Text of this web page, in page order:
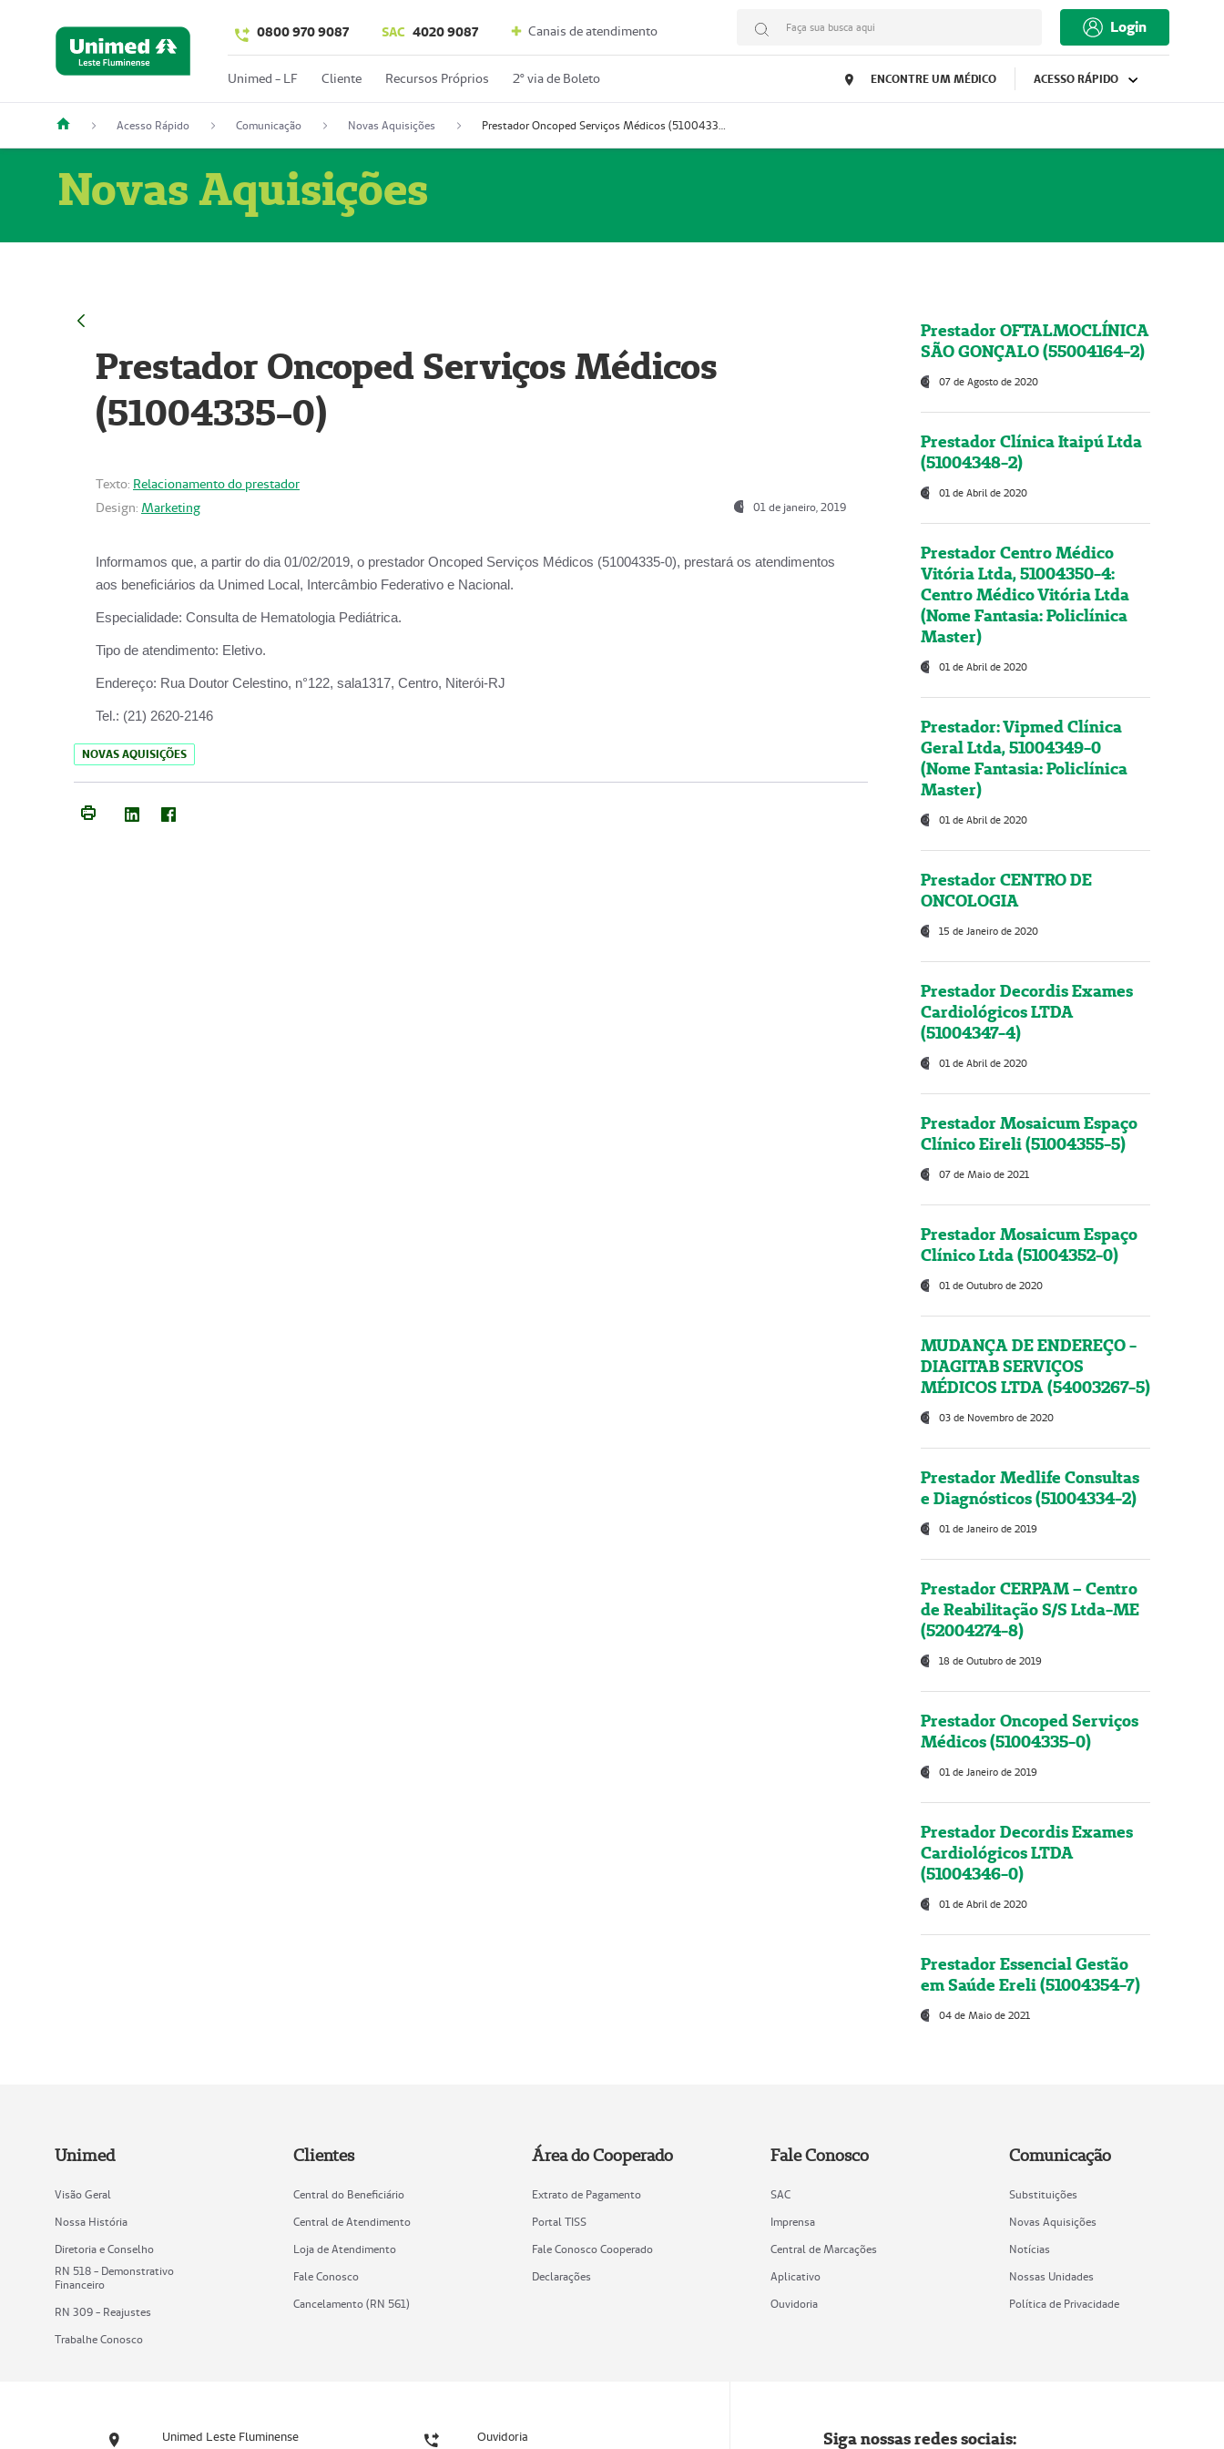
0800 970 9087 SAC 4020 9087 Canais de atendimento Faça sua busca aqui Login
Unimed - LF Cliente Recursos Próprios 2º via de Boleto ENCONTRE UM MÉDICO ACESSO RÁPIDO
Acesso Rápido Comunicação Novas Aquisições Prestador Oncoped Serviços Médicos (51004335-0)
Novas Aquisições
Prestador Oncoped Serviços Médicos
(51004335-0)
Texto: Relacionamento do prestador
Design: Marketing 01 de janeiro, 2019
Informamos que, a partir do dia 01/02/2019, o prestador Oncoped Serviços Médicos (51004335-0), prestará os atendimentos
aos beneficiários da Unimed Local, Intercâmbio Federativo e Nacional.
Especialidade: Consulta de Hematologia Pediátrica.
Tipo de atendimento: Eletivo.
Endereço: Rua Doutor Celestino, n°122, sala1317, Centro, Niterói-RJ
Tel.: (21) 2620-2146
NOVAS AQUISIÇÕES
Prestador OFTALMOCLÍNICA
SÃO GONÇALO (55004164-2)
07 de Agosto de 2020
Prestador Clínica Itaipú Ltda
(51004348-2)
01 de Abril de 2020
Prestador Centro Médico
Vitória Ltda, 51004350-4:
Centro Médico Vitória Ltda
(Nome Fantasia: Policlínica
Master)
01 de Abril de 2020
Prestador: Vipmed Clínica
Geral Ltda, 51004349-0
(Nome Fantasia: Policlínica
Master)
01 de Abril de 2020
Prestador CENTRO DE
ONCOLOGIA
15 de Janeiro de 2020
Prestador Decordis Exames
Cardiológicos LTDA
(51004347-4)
01 de Abril de 2020
Prestador Mosaicum Espaço
Clínico Eireli (51004355-5)
07 de Maio de 2021
Prestador Mosaicum Espaço
Clínico Ltda (51004352-0)
01 de Outubro de 2020
MUDANÇA DE ENDEREÇO -
DIAGITAB SERVIÇOS
MÉDICOS LTDA (54003267-5)
03 de Novembro de 2020
Prestador Medlife Consultas
e Diagnósticos (51004334-2)
01 de Janeiro de 2019
Prestador CERPAM – Centro
de Reabilitação S/S Ltda-ME
(52004274-8)
18 de Outubro de 2019
Prestador Oncoped Serviços
Médicos (51004335-0)
01 de Janeiro de 2019
Prestador Decordis Exames
Cardiológicos LTDA
(51004346-0)
01 de Abril de 2020
Prestador Essencial Gestão
em Saúde Ereli (51004354-7)
04 de Maio de 2021
Unimed
Visão Geral
Nossa História
Diretoria e Conselho
RN 518 - Demonstrativo
Financeiro
RN 309 - Reajustes
Trabalhe Conosco
Clientes
Central do Beneficiário
Central de Atendimento
Loja de Atendimento
Fale Conosco
Cancelamento (RN 561)
Área do Cooperado
Extrato de Pagamento
Portal TISS
Fale Conosco Cooperado
Declarações
Fale Conosco
SAC
Imprensa
Central de Marcações
Aplicativo
Ouvidoria
Comunicação
Substituições
Novas Aquisições
Notícias
Nossas Unidades
Política de Privacidade
Unimed Leste Fluminense Ouvidoria Siga nossas redes sociais: